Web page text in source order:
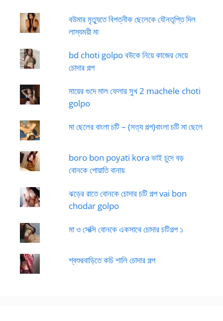
বউমার মৃত্যুতে বিপত্নীক ছেলেকে যৌনতৃপ্তি দিল
লাস্যময়ী মা
bd choti golpo বউকে নিয়ে কাজের মেয়ে
চোদার গল্প
মায়ের গুদে মাল ফেলার সুখ 2 machele choti
golpo
মা ছেলের বাংলা চটি – (সত্য গল্প)বাংলা চটি মা ছেলে
boro bon poyati kora ভাই চুদে বড়
বোনকে পোয়াতি বানায়
ঝড়ের রাতে বোনকে চোদার চটি গল্প vai bon
chodar golpo
মা ও সেক্সি বোনকে একসাথে চোদার চটিগল্প ১
শ্বশুরবাড়িতে কচি শালি চোদার গল্প